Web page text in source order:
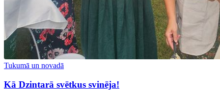
Tukumā un novadā
Kā Dzintarā svētkus svinēja!